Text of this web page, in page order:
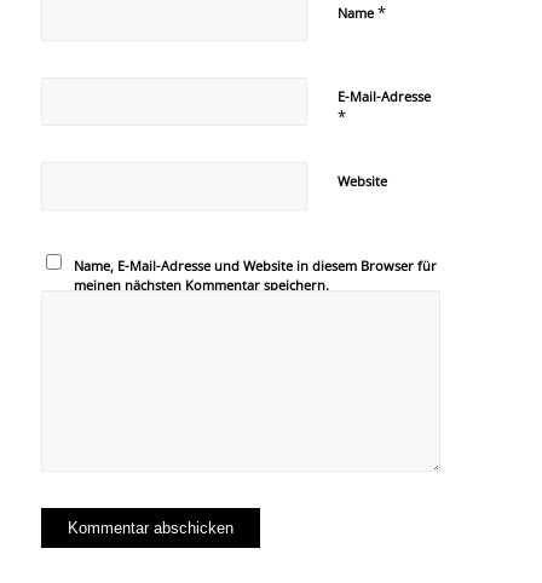
Name *
E-Mail-Adresse
*
Website
Name, E-Mail-Adresse und Website in diesem Browser für
meinen nächsten Kommentar speichern.